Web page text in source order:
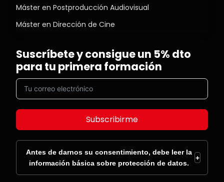
Máster en Postproducción Audiovisual
Máster en Dirección de Cine
Suscríbete y consigue un 5% dto
para tu primera formación
Subscribirme
Antes de darnos su consentimiento, debe leer la
información básica sobre protección de datos.
+